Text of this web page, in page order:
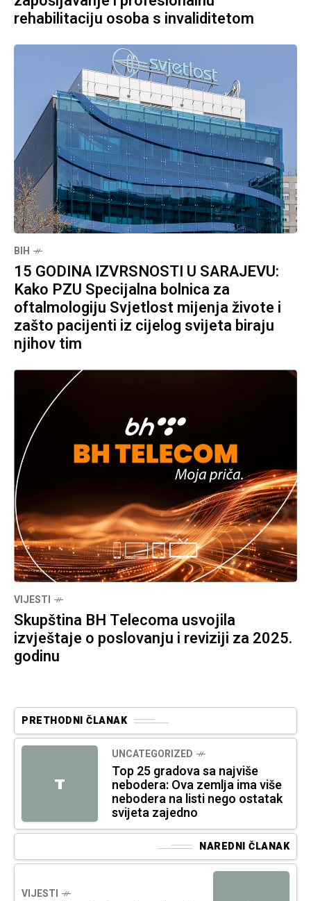
rehabilitaciju osoba s invaliditetom
BIH
15 GODINA IZVRSNOSTI U SARAJEVU:
Kako PZU Specijalna bolnica za
oftalmologiju Svjetlost mijenja živote i
zašto pacijenti iz cijelog svijeta biraju
njihov tim
VIJESTI
Skupština BH Telecoma usvojila
izvještaje o poslovanju i reviziji za 2025.
godinu
PRETHODNI ČLANAK
T
UNCATEGORIZED
Top 25 gradova sa najviše
nebodera: Ova zemlja ima više
nebodera na listi nego ostatak
svijeta zajedno
NAREDNI ČLANAK
VIJESTI